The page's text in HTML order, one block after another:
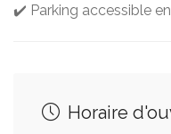
✔️ Parking accessible
Horaire